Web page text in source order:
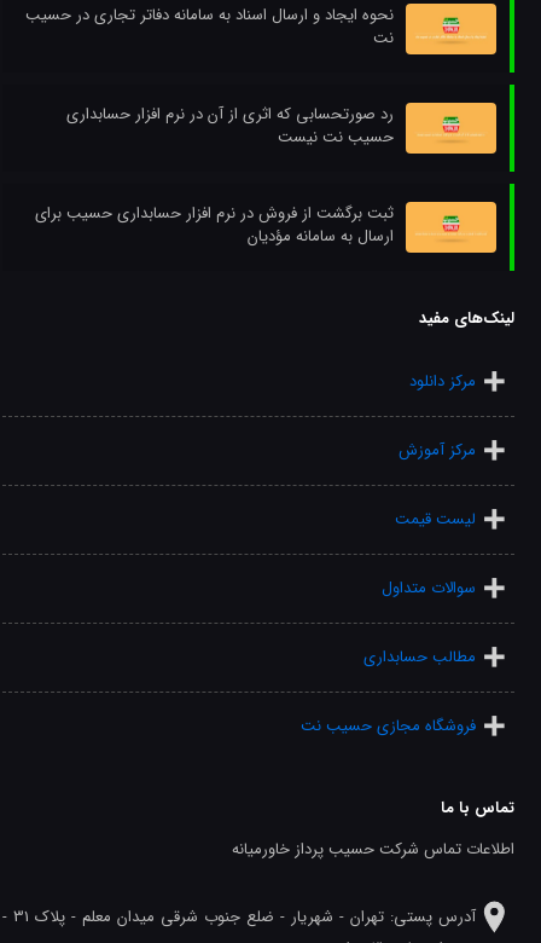
نحوه ایجاد و ارسال اسناد به سامانه دفاتر تجاری در حسیب
نت
رد صورتحسابی که اثری از آن در نرم افزار حسابداری
حسیب نت نیست
ثبت برگشت از فروش در نرم افزار حسابداری حسیب برای
ارسال به سامانه مؤدیان
لینک‌های مفید
مرکز دانلود
مرکز آموزش
لیست قیمت
سوالات متداول
مطالب حسابداری
فروشگاه مجازی حسیب نت
تماس با ما
اطلاعات تماس شرکت حسیب پرداز خاورمیانه
آدرس پستی: تهران - شهريار - ضلع جنوب شرقی میدان معلم - پلاک 31 -